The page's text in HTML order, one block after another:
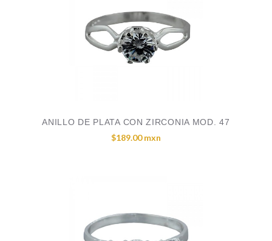
ANILLO DE PLATA CON ZIRCONIA MOD. 47
$189.00 mxn